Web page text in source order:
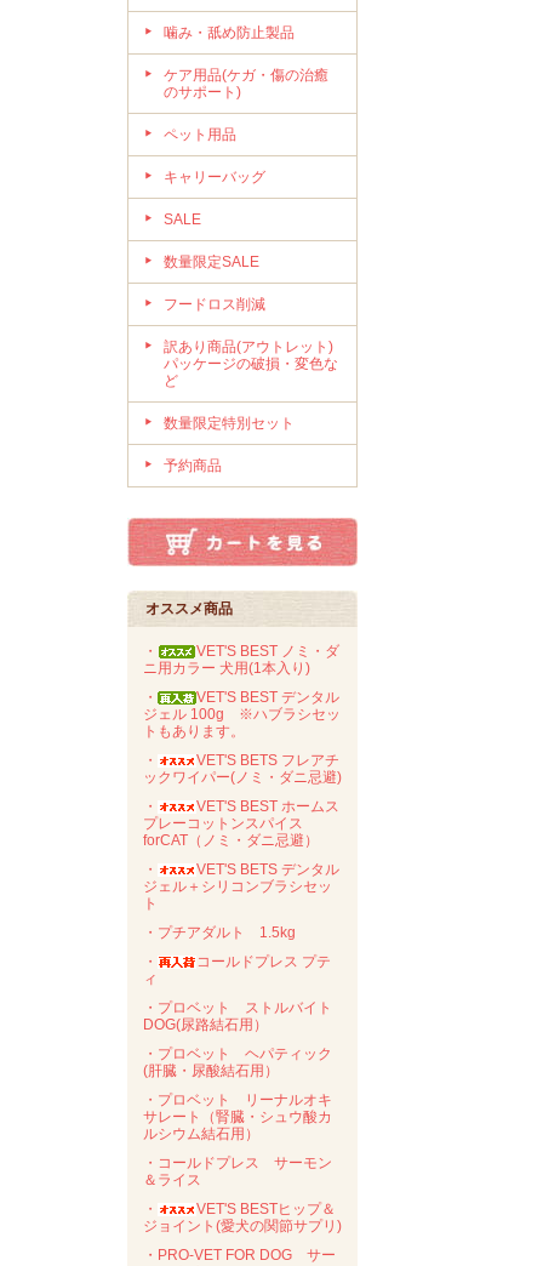
噛み・舐め防止製品
ケア用品(ケガ・傷の治癒
のサポート)
ペット用品
キャリーバッグ
SALE
数量限定SALE
フードロス削減
訳あり商品(アウトレット)
パッケージの破損・変色な
ど
数量限定特別セット
予約商品
オススメ商品
・
VET'S BEST ノミ・ダ
ニ用カラー 犬用(1本入り)
・
VET'S BEST デンタル
ジェル 100g ※ハブラシセッ
トもあります。
・
VET'S BETS フレアチ
ックワイパー(ノミ・ダニ忌避)
・
VET'S BEST ホームス
プレーコットンスパイス
forCAT（ノミ・ダニ忌避）
・
VET'S BETS デンタル
ジェル＋シリコンブラシセッ
ト
・プチアダルト 1.5kg
・
コールドプレス プテ
ィ
・プロベット ストルバイト
DOG(尿路結石用）
・プロベット ヘパティック
(肝臓・尿酸結石用）
・プロベット リーナルオキ
サレート（腎臓・シュウ酸カ
ルシウム結石用）
・コールドプレス サーモン
＆ライス
・
VET'S BESTヒップ＆
ジョイント(愛犬の関節サプリ)
・PRO-VET FOR DOG サー